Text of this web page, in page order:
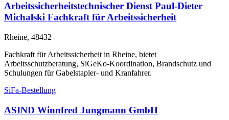
Arbeitssicherheitstechnischer Dienst Paul-Dieter
Michalski Fachkraft für Arbeitssicherheit
Rheine, 48432
Fachkraft für Arbeitssicherheit in Rheine, bietet
Arbeitsschutzberatung, SiGeKo-Koordination, Brandschutz und
Schulungen für Gabelstapler- und Kranfahrer.
SiFa-Bestellung
ASIND Winnfred Jungmann GmbH